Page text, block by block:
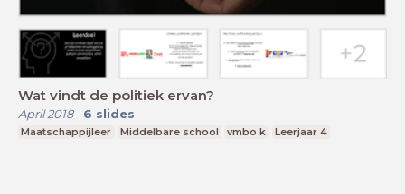
Wat vindt de politiek ervan?
April 2018- 6 slides
Maatschappijleer Middelbare school vmbo k Leerjaar 4